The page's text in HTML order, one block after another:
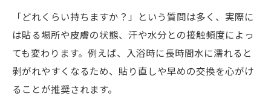
「どれくらい持ちますか？」という質問は多く、実際に
は貼る場所や皮膚の状態、汗や水分との接触頻度によっ
ても変わります。例えば、入浴時に長時間水に濡れると
剥がれやすくなるため、貼り直しや早めの交換を心がけ
ることが推奨されます。